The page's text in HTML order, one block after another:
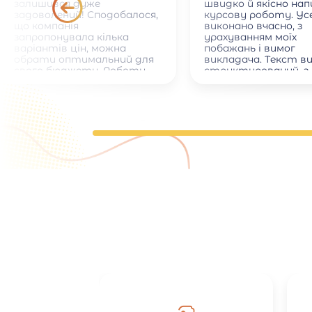
залишився дуже
задоволений! Сподобалося,
що компанія
запропонувала кілька
варіантів цін, можна
обрати оптимальний для
свого бюджету. Роботу
Окремо хочу відзначити
ввічливе та оперативне
спілкування з менеджером.
швидко й якісно
курсову роботу.
виконано вчасно, з
урахуванням моїх
побажань і вимог
викладача. Текст
структурований, з
запитання.